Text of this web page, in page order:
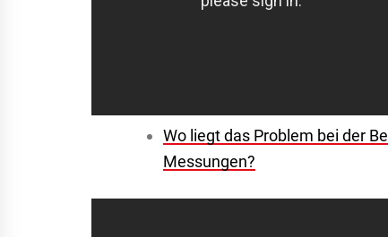
Wo liegt das Problem bei der
Messungen?